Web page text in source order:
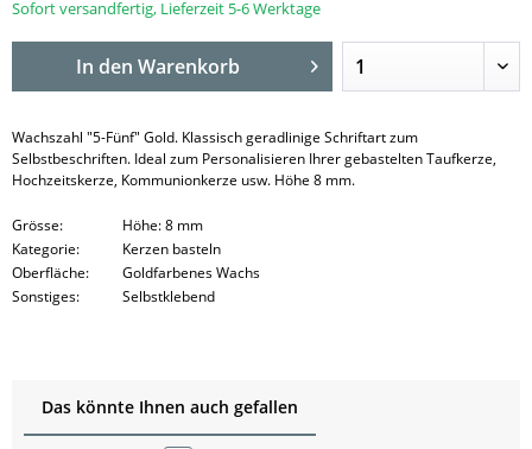
Sofort versandfertig, Lieferzeit 5-6 Werktage
In den Warenkorb
Wachszahl "5-Fünf" Gold. Klassisch geradlinige Schriftart zum
Selbstbeschriften. Ideal zum Personalisieren Ihrer gebastelten Taufkerze,
Hochzeitskerze, Kommunionkerze usw. Höhe 8 mm.
Grösse:
Höhe: 8 mm
Kategorie:
Kerzen basteln
Oberfläche:
Goldfarbenes Wachs
Sonstiges:
Selbstklebend
Das könnte Ihnen auch gefallen